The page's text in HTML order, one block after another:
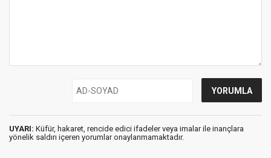
UYARI: Küfür, hakaret, rencide edici ifadeler veya imalar ile inançlara
yönelik saldırı içeren yorumlar onaylanmamaktadır.